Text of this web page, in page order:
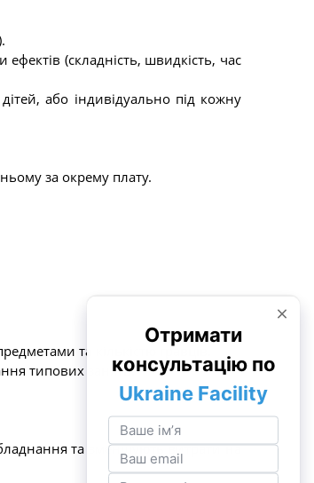
(складність, швидкість, час
або індивідуально під кожну
за окрему плату.
та кількістю гравців.
типових занять.
та зменшують витрати на